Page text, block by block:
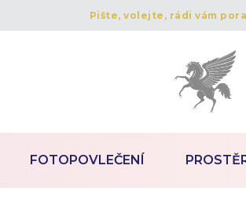
Pište, volejte, rádi vám
FOTOPOVLEČENÍ